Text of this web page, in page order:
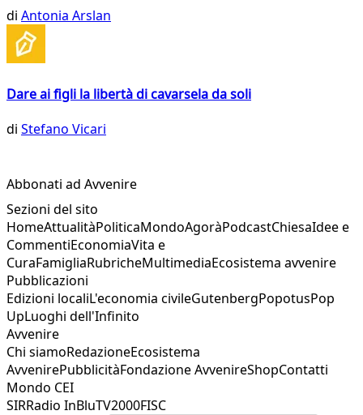
di Antonia Arslan
Dare ai figli la libertà di cavarsela da soli
di Stefano Vicari
Abbonati ad Avvenire
Sezioni del sito
HomeAttualitàPoliticaMondoAgoràPodcastChiesaIdee e
CommentiEconomiaVita e
CuraFamigliaRubricheMultimediaEcosistema avvenire
Pubblicazioni
Edizioni localiL'economia civileGutenbergPopotusPop
UpLuoghi dell'Infinito
Avvenire
Chi siamoRedazioneEcosistema
AvvenirePubblicitàFondazione AvvenireShopContatti
Mondo CEI
SIRRadio InBluTV2000FISC